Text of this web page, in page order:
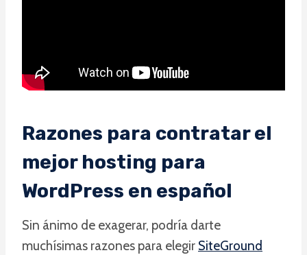
Razones para contratar el
mejor hosting para
WordPress en español
Sin ánimo de exagerar, podría darte
muchísimas razones para elegir SiteGround